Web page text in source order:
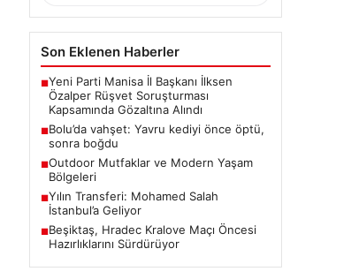
Son Eklenen Haberler
■Yeni Parti Manisa İl Başkanı İlksen
Özalper Rüşvet Soruşturması
Kapsamında Gözaltına Alındı
■Bolu’da vahşet: Yavru kediyi önce öptü,
sonra boğdu
■Outdoor Mutfaklar ve Modern Yaşam
Bölgeleri
■Yılın Transferi: Mohamed Salah
İstanbul’a Geliyor
■Beşiktaş, Hradec Kralove Maçı Öncesi
Hazırlıklarını Sürdürüyor